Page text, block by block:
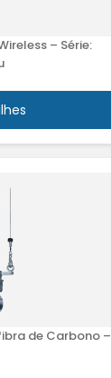
– Série:
de Carbono –